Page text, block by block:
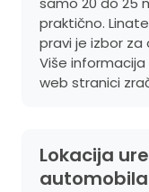
praktično.
pravi je izbor za
Više
web stranici
Lokacija
automobila